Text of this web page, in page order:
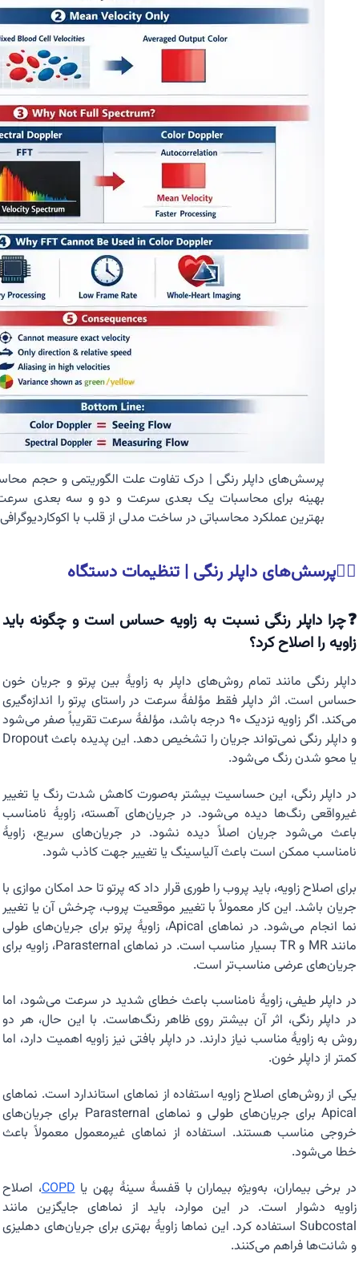
پرسش‌های داپلر رنگی | درک تفاوت علت الگوریتمی و حجم
بهینه برای محاسبات یک بعدی سرعت و دو و سه بعدی
بهترین عملکرد محاسباتی در ساخت مدلی از قلب با اکوکاردیوگرافی
🏳️‍🌈پرسش‌های داپلر رنگی | تنظیمات دستگاه
❓چرا داپلر رنگی نسبت به زاویه حساس است و چگونه باید
زاویه را اصلاح کرد؟
داپلر رنگی مانند تمام روش‌های داپلر به زاویهٔ بین پرتو و جریان خون
حساس است. اثر داپلر فقط مؤلفهٔ سرعت در راستای پرتو را اندازه‌گیری
می‌کند. اگر زاویه نزدیک ۹۰ درجه باشد، مؤلفهٔ سرعت تقریباً صفر می‌شود
و داپلر رنگی نمی‌تواند جریان را تشخیص دهد. این پدیده باعث Dropout
یا محو شدن رنگ می‌شود.
در داپلر رنگی، این حساسیت بیشتر به‌صورت کاهش شدت رنگ یا تغییر
غیرواقعی رنگ‌ها دیده می‌شود. در جریان‌های آهسته، زاویهٔ نامناسب
باعث می‌شود جریان اصلاً دیده نشود. در جریان‌های سریع، زاویهٔ
نامناسب ممکن است باعث آلیاسینگ یا تغییر جهت کاذب شود.
برای اصلاح زاویه، باید پروب را طوری قرار داد که پرتو تا حد امکان موازی با
جریان باشد. این کار معمولاً با تغییر موقعیت پروب، چرخش آن یا تغییر
نما انجام می‌شود. در نماهای Apical، زاویهٔ پرتو برای جریان‌های طولی
مانند MR و TR بسیار مناسب است. در نماهای Parasternal، زاویه برای
جریان‌های عرضی مناسب‌تر است.
در داپلر طیفی، زاویهٔ نامناسب باعث خطای شدید در سرعت می‌شود، اما
در داپلر رنگی، اثر آن بیشتر روی ظاهر رنگ‌هاست. با این حال، هر دو
روش به زاویهٔ مناسب نیاز دارند. در داپلر بافتی نیز زاویه اهمیت دارد، اما
کمتر از داپلر خون.
یکی از روش‌های اصلاح زاویه استفاده از نماهای استاندارد است. نماهای
Apical برای جریان‌های طولی و نماهای Parasternal برای جریان‌های
خروجی مناسب هستند. استفاده از نماهای غیرمعمول معمولاً باعث
خطا می‌شود.
در برخی بیماران، به‌ویژه بیماران با قفسهٔ سینهٔ پهن یاCOPD، اصلاح
زاویه دشوار است. در این موارد، باید از نماهای جایگزین مانند
Subcostal استفاده کرد. این نماها زاویهٔ بهتری برای جریان‌های دهلیزی
و شانت‌ها فراهم می‌کنند.